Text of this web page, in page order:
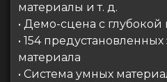
материалы и т. д.
• Демо-сцена с глубокой
• 154
материала
• Система умных